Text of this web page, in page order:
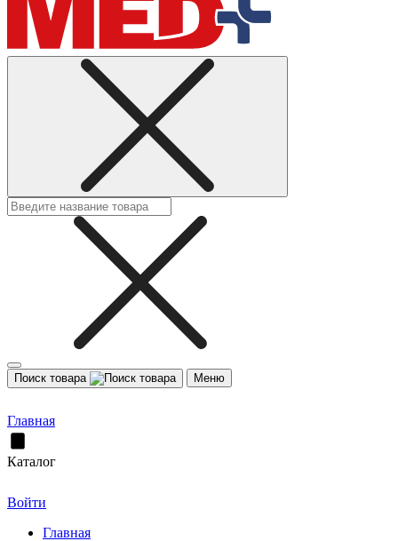
Поиск товара Меню
Главная
Каталог
Войти
Главная